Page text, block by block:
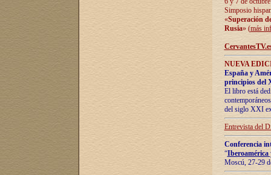
Simposio
«Superación
Rusia» (más
NUEVA
España y
principios del
El libro está
del siglo XXI
Entrevista del
Conferencia
“Iberoamérica
Moscú, 27-29